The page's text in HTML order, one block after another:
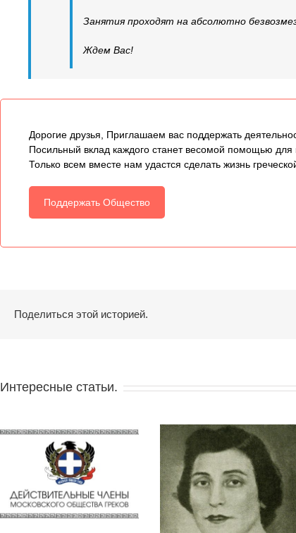
Занятия проходят на абсолютно
Ждем Вас!
Дорогие друзья, Приглашаем вас поддержать
Посильный вклад каждого станет весомой помощью
Только всем вместе нам удастся сделать жизнь
Поддержать Общество
Поделиться этой историей.
Интересные статьи.